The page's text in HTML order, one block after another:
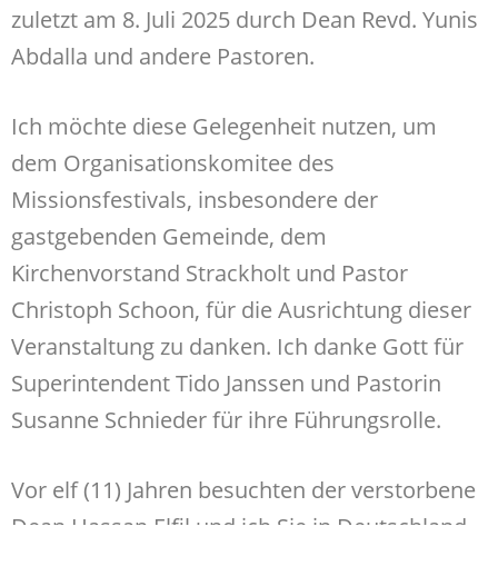
zuletzt am 8. Juli 2025 durch Dean Revd. Yunis
Abdalla und andere Pastoren.
Ich möchte diese Gelegenheit nutzen, um
dem Organisationskomitee des
Missionsfestivals, insbesondere der
gastgebenden Gemeinde, dem
Kirchenvorstand Strackholt und Pastor
Christoph Schoon, für die Ausrichtung dieser
Veranstaltung zu danken. Ich danke Gott für
Superintendent Tido Janssen und Pastorin
Susanne Schnieder für ihre Führungsrolle.
Vor elf (11) Jahren besuchten der verstorbene
Dean Hassan Elfil und ich Sie in Deutschland